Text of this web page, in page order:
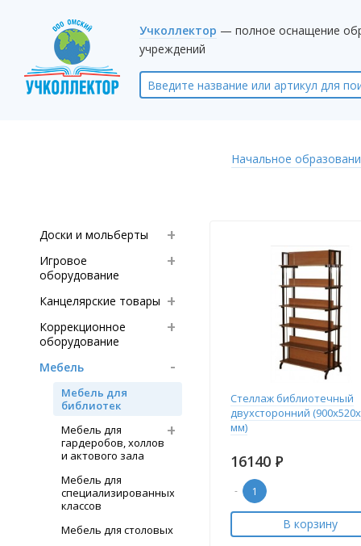
Учколлектор — полное оснащение
учреждений
Начальное
Доски и мольберты
Игровое
оборудование
Канцелярские товары
Коррекционное
оборудование
Мебель
Мебель для
библиотек
Мебель для
гардеробов, холлов
и актового зала
Мебель для
специализированных
классов
Мебель для столовых
Стеллаж библиотечный
двухсторонний
мм)
16140 Р
-
В корзину